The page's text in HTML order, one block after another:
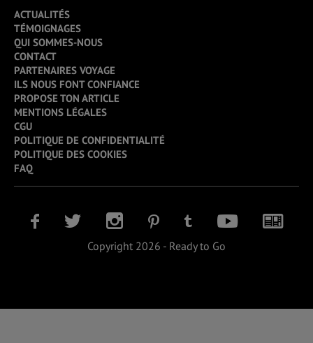
ACTUALITÉS
TÉMOIGNAGES
QUI SOMMES-NOUS
CONTACT
PARTENAIRES VOYAGE
ILS NOUS FONT CONFIANCE
PROPOSE TON ARTICLE
MENTIONS LÉGALES
CGU
POLITIQUE DE CONFIDENTIALITÉ
POLITIQUE DES COOKIES
FAQ
Copyright 2026 - Ready to Go